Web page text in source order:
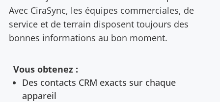
Avec CiraSync, les équipes commerciales, de
service et de terrain disposent toujours des
bonnes informations au bon moment.
Vous obtenez :
Des contacts CRM exacts sur chaque
appareil